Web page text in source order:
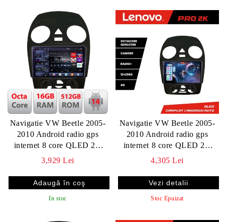
Navigatie VW Beetle 2005-
2010 Android radio gps
internet 8 core QLED 2K
16+512GB 360 Edotec
3,929 Lei
In stoc
Navigatie VW Beetle 2005-
2010 Android radio gps
internet 8 core QLED 2K
12+256 360 Lenovo
4,305 Lei
Vezi detalii
Stoc Epuizat